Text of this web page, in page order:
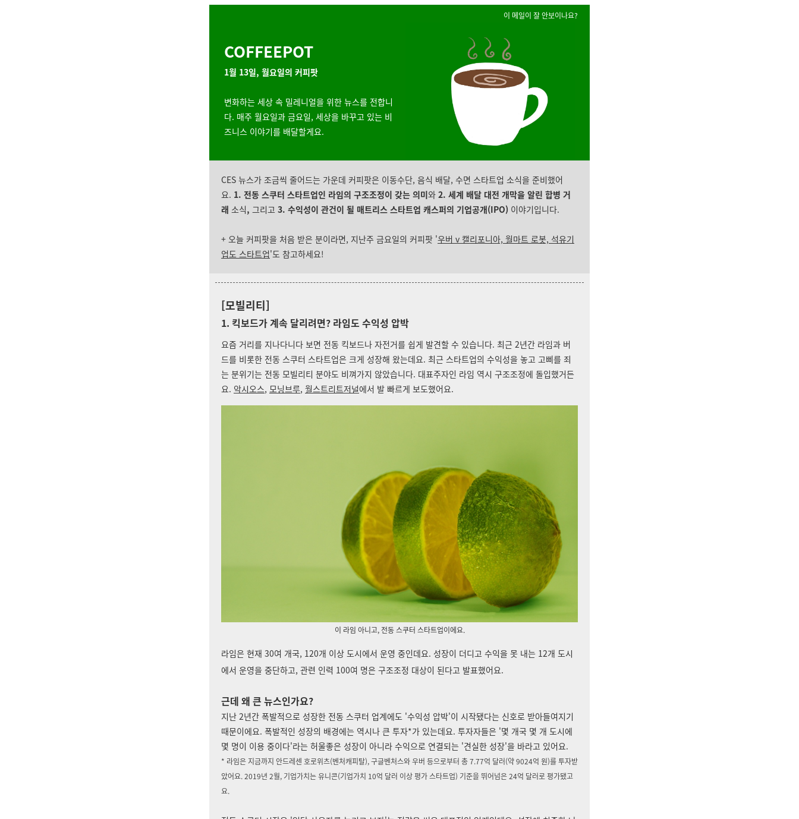
이 메일이 잘 안보이나요?
COFFEEPOT
1월 13일, 월요일의 커피팟
변화하는 세상 속 밀레니얼을 위한 뉴스를 전합니
다. 매주 월요일과 금요일, 세상을 바꾸고 있는 비
즈니스 이야기를 배달할게요.
CES 뉴스가 조금씩 줄어드는 가운데 커피팟은 이동수단, 음식 배달, 수면 스타트업 소식을 준비했어
요. 1. 전동 스쿠터 스타트업인 라임의 구조조정이 갖는 의미와 2. 세계 배달 대전 개막을 알린 합병 거
래 소식, 그리고 3. 수익성이 관건이 될 매트리스 스타트업 캐스퍼의 기업공개(IPO) 이야기입니다.
+ 오늘 커피팟을 처음 받은 분이라면, 지난주 금요일의 커피팟 '우버 v 캘리포니아, 월마트 로봇, 석유기
업도 스타트업'도 참고하세요!
[모빌리티]
1. 킥보드가 계속 달리려면? 라임도 수익성 압박
요즘 거리를 지나다니다 보면 전동 킥보드나 자전거를 쉽게 발견할 수 있습니다. 최근 2년간 라임과 버
드를 비롯한 전동 스쿠터 스타트업은 크게 성장해 왔는데요. 최근 스타트업의 수익성을 놓고 고삐를 죄
는 분위기는 전동 모빌리티 분야도 비껴가지 않았습니다. 대표주자인 라임 역시 구조조정에 돌입했거든
요. 악시오스, 모닝브루, 월스트리트저널에서 발 빠르게 보도했어요.
이 라임 아니고, 전동 스쿠터 스타트업이에요.
라임은 현재 30여 개국, 120개 이상 도시에서 운영 중인데요. 성장이 더디고 수익을 못 내는 12개 도시
에서 운영을 중단하고, 관련 인력 100여 명은 구조조정 대상이 된다고 발표했어요.
근데 왜 큰 뉴스인가요?
지난 2년간 폭발적으로 성장한 전동 스쿠터 업계에도 '수익성 압박'이 시작됐다는 신호로 받아들여지기
때문이에요. 폭발적인 성장의 배경에는 역시나 큰 투자*가 있는데요. 투자자들은 '몇 개국 몇 개 도시에
몇 명이 이용 중이다'라는 허울좋은 성장이 아니라 수익으로 연결되는 '견실한 성장'을 바라고 있어요.
* 라임은 지금까지 안드레센 호로위츠(벤처캐피탈), 구글벤처스와 우버 등으로부터 총 7.77억 달러(약 9024억 원)를 투자받
았어요. 2019년 2월, 기업가치는 유니콘(기업가치 10억 달러 이상 평가 스타트업) 기준을 뛰어넘은 24억 달러로 평가됐고
요.